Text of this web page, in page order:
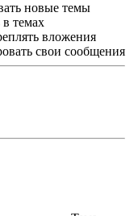
новые темы
в темах
вложения
свои сообщения